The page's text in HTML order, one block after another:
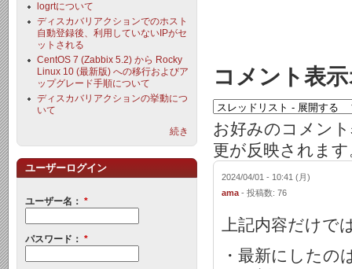
コメント表
お好みのコメン
更が反映されます
2024/04/01 - 10:41 (月)
ama - 投稿数: 76
上記内容だけ
・最新にした
logrtについて
ディスカバリアクションでのホスト
自動登録後、利用していないIPがセ
ットされる
CentOS 7 (Zabbix 5.2) から Rocky
Linux 10 (最新版) への移行およびア
ップグレード手順について
ディスカバリアクションの挙動につ
いて
続き
ユーザーログイン
ユーザー名： *
パスワード： *